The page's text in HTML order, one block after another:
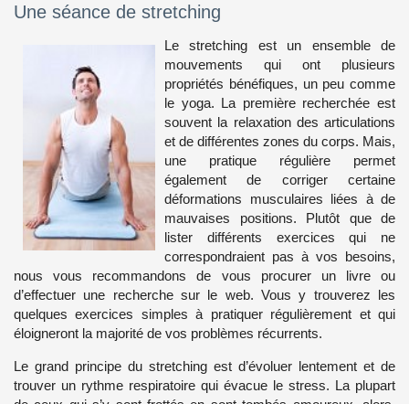
Une séance de stretching
Le stretching est un ensemble de
mouvements qui ont plusieurs
propriétés bénéfiques, un peu comme
le yoga. La première recherchée est
souvent la relaxation des articulations
et de différentes zones du corps. Mais,
une pratique régulière permet
également de corriger certaine
déformations musculaires liées à de
mauvaises positions. Plutôt que de
lister différents exercices qui ne
correspondraient pas à vos besoins,
nous vous recommandons de vous procurer un livre ou
d’effectuer une recherche sur le web. Vous y trouverez les
quelques exercices simples à pratiquer régulièrement et qui
éloigneront la majorité de vos problèmes récurrents.
Le grand principe du stretching est d’évoluer lentement et de
trouver un rythme respiratoire qui évacue le stress. La plupart